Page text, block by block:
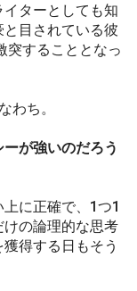
イターとしても知
目されている彼
突することとなっ
わち。
が強いのだろう
に正確で、1つ1
の論理的な思考
得する日もそう